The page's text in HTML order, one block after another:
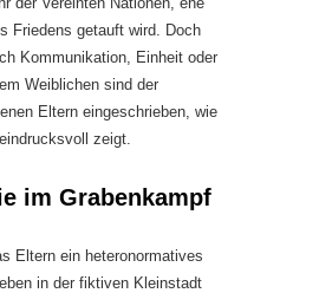
Friedens getauft wird. Doch
Kommunikation, Einheit oder
Weiblichen sind der
Eltern eingeschrieben, wie
zeigt.
im Grabenkampf
Eltern ein heteronormatives
in der fiktiven Kleinstadt